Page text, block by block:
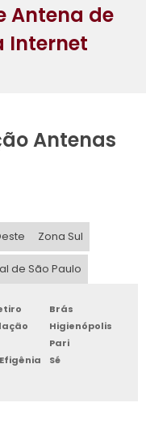
Antena de
Internet
Antenas
Zona Sul
de São Paulo
Brás
Higienópolis
Pari
Sé